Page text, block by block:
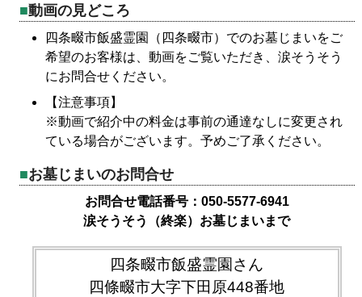
動画の見どころ
四条畷市飯盛霊園（四条畷市）でのお墓じまいをご
希望のお客様は、動画をご覧いただき、涙そうそう
にお問合せください。
【注意事項】
※動画で紹介中の料金は事前の通達なしに変更され
ている場合がございます。予めご了承ください。
お墓じまいのお問合せ
お問合せ電話番号：050-5577-6941
涙そうそう（終楽）お墓じまいまで
四条畷市飯盛霊園さん
四條畷市大字下田原448番地